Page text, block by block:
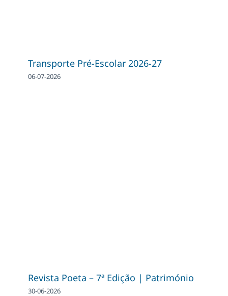
Transporte Pré-Escolar 2026-27
06-07-2026
Revista Poeta – 7ª Edição | Património
30-06-2026